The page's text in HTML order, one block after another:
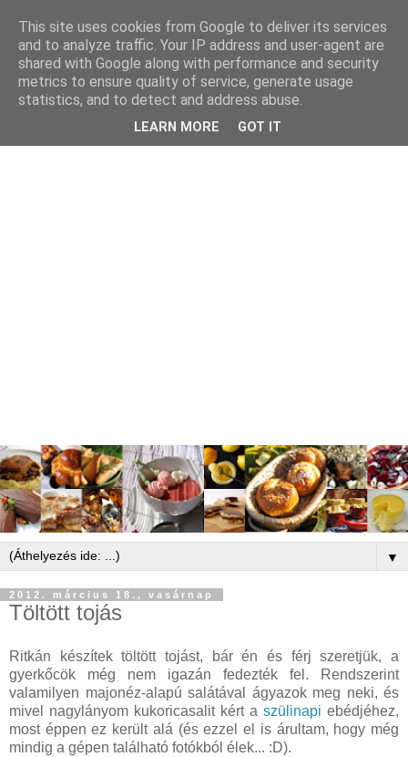
▼
2012. március 18., vasárnap
Töltött tojás
Ritkán készítek töltött tojást, bár én és férj szeretjük, a
gyerkőcök még nem igazán fedezték fel. Rendszerint
valamilyen majonéz-alapú salátával ágyazok meg neki, és
mivel nagylányom kukoricasalit kért a szülinapi ebédjéhez,
most éppen ez került alá (és ezzel el is árultam, hogy még
mindig a gépen található fotókból élek... :D).
This site uses cookies from Google to deliver its services
and to analyze traffic. Your IP address and user-agent are
shared with Google along with performance and security
metrics to ensure quality of service, generate usage
statistics, and to detect and address abuse.
LEARN MORE GOT IT